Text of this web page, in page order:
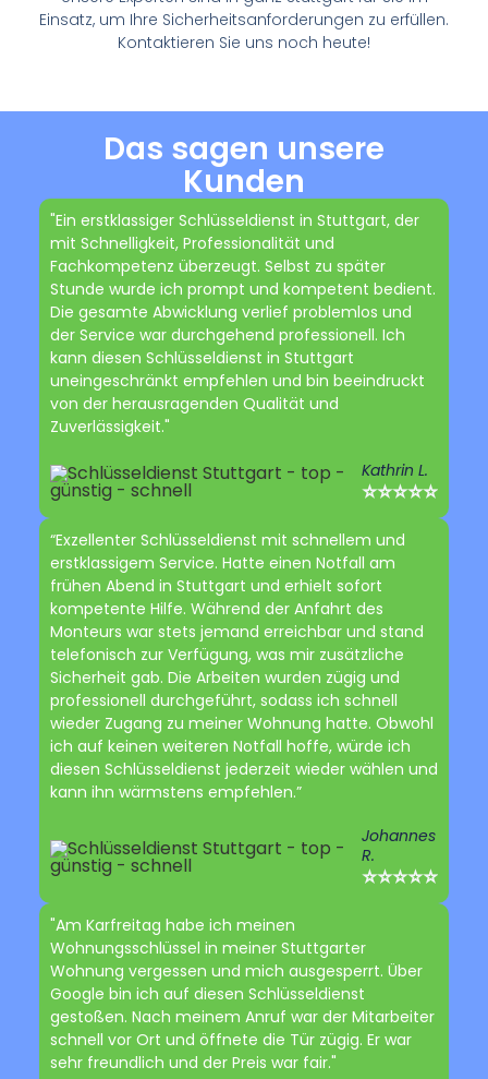
Einsatz, um Ihre Sicherheitsanforderungen zu erfüllen.
Kontaktieren Sie uns noch heute!
Das sagen unsere
Kunden
"Ein erstklassiger Schlüsseldienst in Stuttgart, der
mit Schnelligkeit, Professionalität und
Fachkompetenz überzeugt. Selbst zu später
Stunde wurde ich prompt und kompetent bedient.
Die gesamte Abwicklung verlief problemlos und
der Service war durchgehend professionell. Ich
kann diesen Schlüsseldienst in Stuttgart
uneingeschränkt empfehlen und bin beeindruckt
von der herausragenden Qualität und
Zuverlässigkeit."
Kathrin L.
⭐⭐⭐⭐⭐
“Exzellenter Schlüsseldienst mit schnellem und
erstklassigem Service. Hatte einen Notfall am
frühen Abend in Stuttgart und erhielt sofort
kompetente Hilfe. Während der Anfahrt des
Monteurs war stets jemand erreichbar und stand
telefonisch zur Verfügung, was mir zusätzliche
Sicherheit gab. Die Arbeiten wurden zügig und
professionell durchgeführt, sodass ich schnell
wieder Zugang zu meiner Wohnung hatte. Obwohl
ich auf keinen weiteren Notfall hoffe, würde ich
diesen Schlüsseldienst jederzeit wieder wählen und
kann ihn wärmstens empfehlen.”
Johannes
R.
⭐⭐⭐⭐⭐
"Am Karfreitag habe ich meinen
Wohnungsschlüssel in meiner Stuttgarter
Wohnung vergessen und mich ausgesperrt. Über
Google bin ich auf diesen Schlüsseldienst
gestoßen. Nach meinem Anruf war der Mitarbeiter
schnell vor Ort und öffnete die Tür zügig. Er war
sehr freundlich und der Preis war fair."